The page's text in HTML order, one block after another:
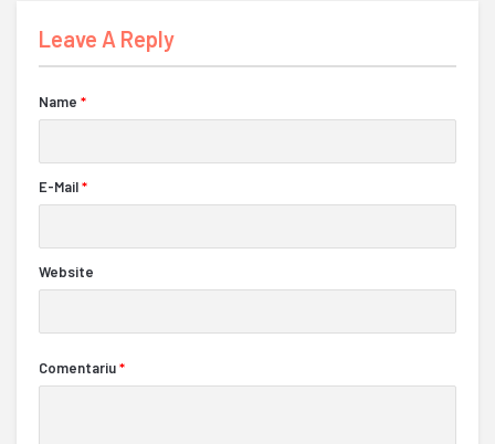
Leave A Reply
Name *
E-Mail*
Website
Comentariu*